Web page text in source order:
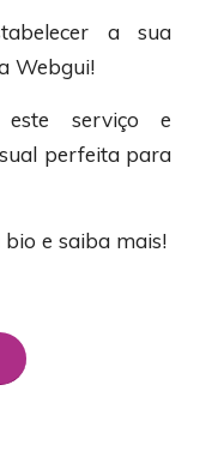
a sua
Webgui!
este serviço e
perfeita para
e saiba mais!